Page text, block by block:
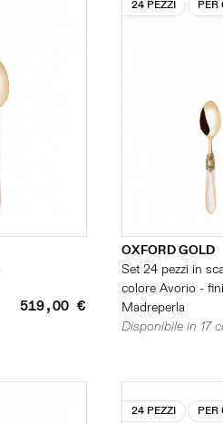
519,00 €
24 PEZZI PER
OXFORD GOLD
Set 24 pezzi in
colore Avorio -
Madreperla
Disponibile in 17
24 PEZZI PER